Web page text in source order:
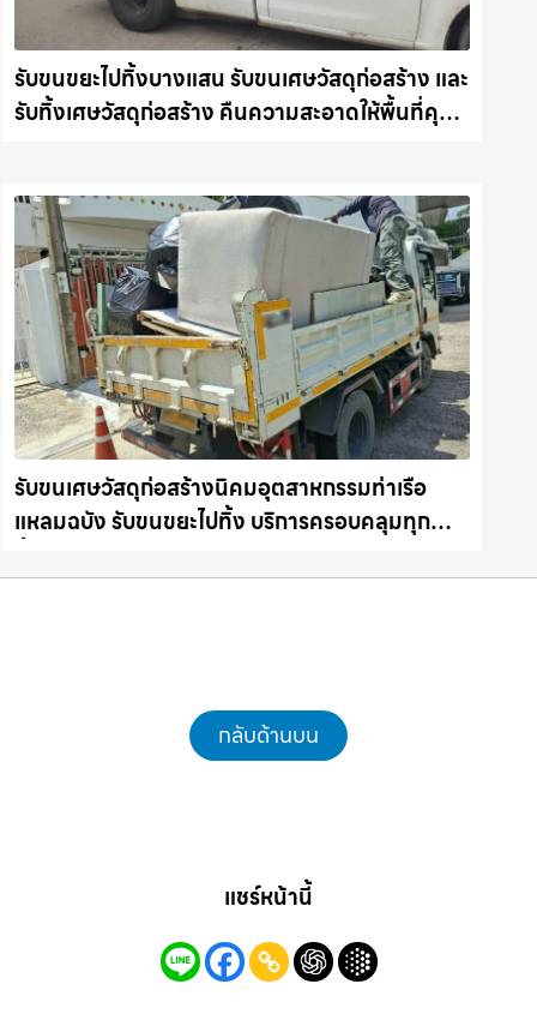
รับขนขยะไปทิ้งบางแสน รับขนเศษวัสดุก่อสร้าง และ
รับทิ้งเศษวัสดุก่อสร้าง คืนความสะอาดให้พื้นที่คุณ
รับขนเศษวัสดุก่อสร้างนิคมอุตสาหกรรมท่าเรือ
แหลมฉบัง รับขนขยะไปทิ้ง บริการครอบคลุมทุก
ชลบุรี.com
กลับด้านบน
แชร์หน้านี้